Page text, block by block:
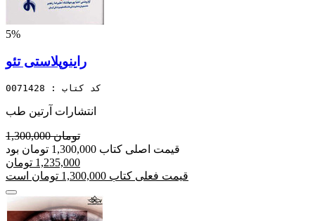
5%
راینوپلاستی تئو
کد کتاب : 0071428
انتشارات آرتین طب
1,300,000 تومان
قیمت اصلی کتاب 1,300,000 تومان بود
1,235,000 تومان
قیمت فعلی کتاب 1,300,000 تومان است